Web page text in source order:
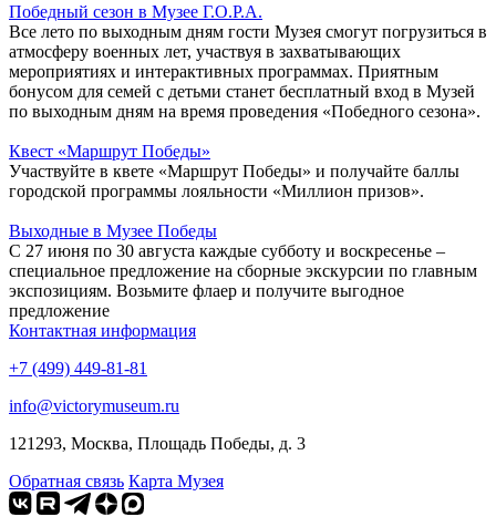
Победный сезон в Музее Г.О.Р.А.
Все лето по выходным дням гости Музея смогут погрузиться в
атмосферу военных лет, участвуя в захватывающих
мероприятиях и интерактивных программах. Приятным
бонусом для семей с детьми станет бесплатный вход в Музей
по выходным дням на время проведения «Победного сезона».
Квест «Маршрут Победы»
Участвуйте в квете «Маршрут Победы» и получайте баллы
городской программы лояльности «Миллион призов».
Выходные в Музее Победы
С 27 июня по 30 августа каждые субботу и воскресенье –
специальное предложение на сборные экскурсии по главным
экспозициям. Возьмите флаер и получите выгодное
предложение
Контактная информация
+7 (499) 449-81-81
info@victorymuseum.ru
121293, Москва, Площадь Победы, д. 3
Обратная связь Карта Музея